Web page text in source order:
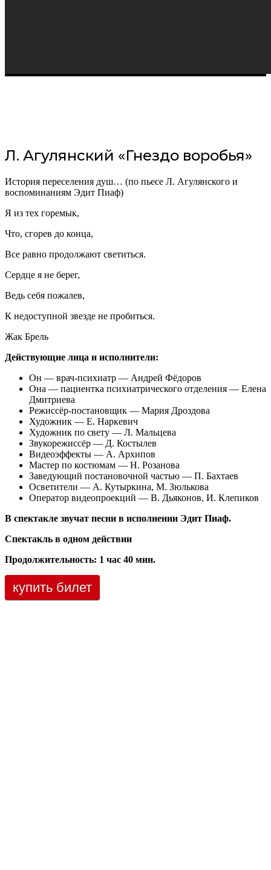
Л. Агулянский «Гнездо воробья»
История переселения душ… (по пьесе Л. Агулянского и
воспоминаниям Эдит Пиаф)
Я из тех горемык,
Что, сгорев до конца,
Все равно продолжают светиться.
Сердце я не берег,
Ведь себя пожалев,
К недоступной звезде не пробиться.
Жак Брель
Действующие лица и исполнители:
Он — врач-психиатр — Андрей Фёдоров
Она — пациентка психиатрического отделения — Елена
Дмитриева
Режиссёр-постановщик — Мария Дроздова
Художник — Е. Наркевич
Художник по свету — Л. Мальцева
Звукорежиссёр — Д. Костылев
Видеоэффекты — А. Архипов
Мастер по костюмам — Н. Розанова
Заведующий постановочной частью — П. Бахтаев
Осветители — А. Кутыркина, М. Зюлькова
Оператор видеопроекций — В. Дьяконов, И. Клепиков
В спектакле звучат песни в исполнении Эдит Пиаф.
Спектакль в одном действии
Продолжительность: 1 час 40 мин.
купить билет